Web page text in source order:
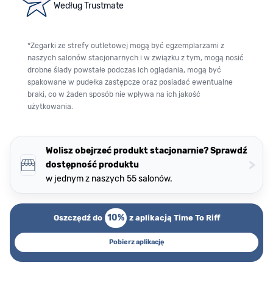
Według Trustmate
*Zegarki ze strefy outletowej mogą być egzemplarzami z
naszych salonów stacjonarnych i w związku z tym, mogą nosić
drobne ślady powstałe podczas ich oglądania, mogą być
spakowane w pudełka zastępcze oraz posiadać ewentualne
braki, co w żaden sposób nie wpływa na ich jakość
użytkowania.
Wolisz obejrzeć produkt stacjonarnie? Sprawdź
dostępność produktu
w jednym z naszych 55 salonów.
>
Oszczędź do 10% z aplikacją Time To Riff
Pobierz aplikację